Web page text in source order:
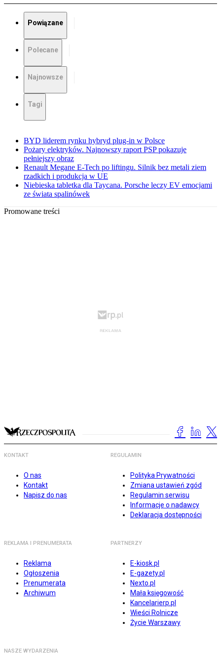
Powiązane
Polecane
Najnowsze
Tagi
BYD liderem rynku hybryd plug-in w Polsce
Pożary elektryków. Najnowszy raport PSP pokazuje
pełniejszy obraz
Renault Megane E-Tech po liftingu. Silnik bez metali ziem
rzadkich i produkcja w UE
Niebieska tabletka dla Taycana. Porsche leczy EV emocjami
ze świata spalinówek
Promowane treści
KONTAKT
O nas
Kontakt
Napisz do nas
REGULAMIN
Polityka Prywatności
Zmiana ustawień zgód
Regulamin serwisu
Informacje o nadawcy
Deklaracja dostępności
REKLAMA I PRENUMERATA
Reklama
Ogłoszenia
Prenumerata
Archiwum
PARTNERZY
E-kiosk.pl
E-gazety.pl
Nexto.pl
Mała księgowość
Kancelarierp.pl
Wieści Rolnicze
Życie Warszawy
NASZE WYDARZENIA